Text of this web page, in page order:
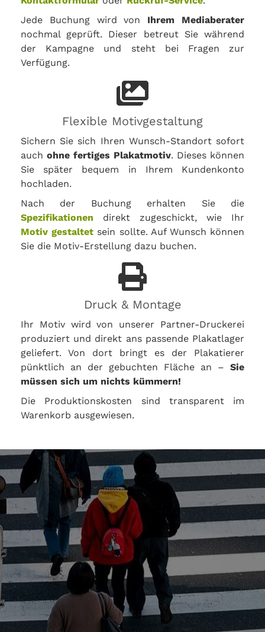
Jede Buchung wird von Ihrem Mediaberater
nochmal geprüft. Dieser betreut Sie während
der Kampagne und steht bei Fragen zur
Verfügung.
Flexible Motivgestaltung
Sichern Sie sich Ihren Wunsch-Standort sofort
auch ohne fertiges Plakatmotiv. Dieses können
Sie später bequem in Ihrem Kundenkonto
hochladen.
Nach der Buchung erhalten Sie die
Spezifikationen direkt zugeschickt, wie Ihr
Motiv gestaltet sein sollte. Auf Wunsch können
Sie die Motiv-Erstellung dazu buchen.
Druck & Montage
Ihr Motiv wird von unserer Partner-Druckerei
produziert und direkt ans passende Plakatlager
geliefert. Von dort bringt es der Plakatierer
pünktlich an der gebuchten Fläche an – Sie
müssen sich um nichts kümmern!
Die Produktionskosten sind transparent im
Warenkorb ausgewiesen.